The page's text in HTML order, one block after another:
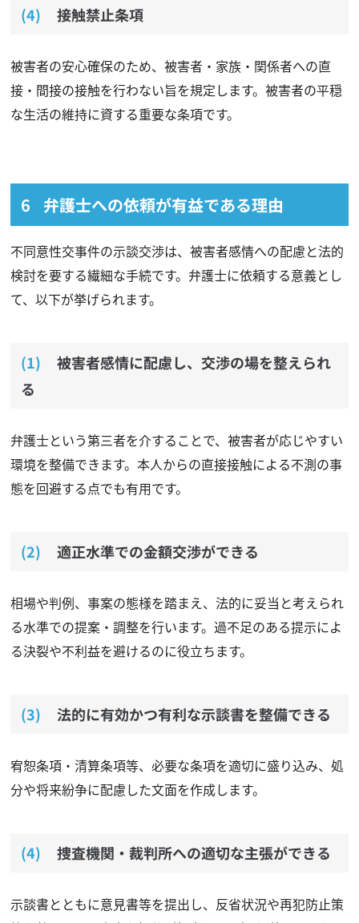
接触禁止条項
被害者の安心確保のため、被害者・家族・関係者への直
接・間接の接触を行わない旨を規定します。被害者の平穏
な生活の維持に資する重要な条項です。
弁護士への依頼が有益である理由
不同意性交事件の示談交渉は、被害者感情への配慮と法的
検討を要する繊細な手続です。弁護士に依頼する意義とし
て、以下が挙げられます。
被害者感情に配慮し、交渉の場を整えられ
る
弁護士という第三者を介することで、被害者が応じやすい
環境を整備できます。本人からの直接接触による不測の事
態を回避する点でも有用です。
適正水準での金額交渉ができる
相場や判例、事案の態様を踏まえ、法的に妥当と考えられ
る水準での提案・調整を行います。過不足のある提示によ
る決裂や不利益を避けるのに役立ちます。
法的に有効かつ有利な示談書を整備できる
宥恕条項・清算条項等、必要な条項を適切に盛り込み、処
分や将来紛争に配慮した文面を作成します。
捜査機関・裁判所への適切な主張ができる
示談書とともに意見書等を提出し、反省状況や再犯防止策